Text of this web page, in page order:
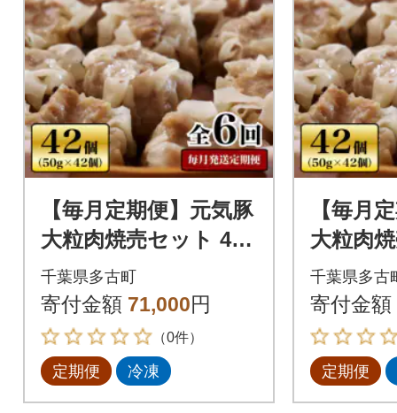
【毎月定期便】元気豚
大粒肉焼売セット 42
個セット(計2.1kg)全6
回
千葉県多古町
寄付金額 71,000円
（0件）
定期便 冷凍
【毎月
大粒肉
個セッ
回
千葉県多古
寄付金額
定期便